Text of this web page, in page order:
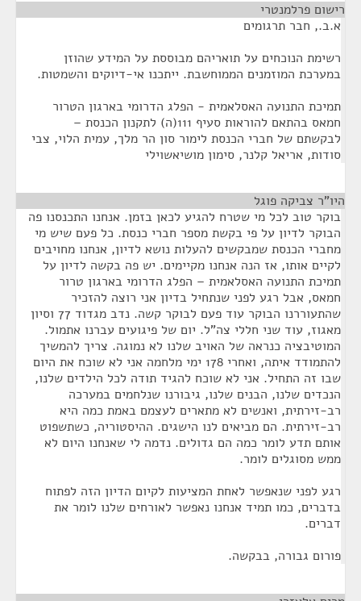
רישום פרלמנטרי
א.ב., חבר תרגומים
רשימת הנוכחים על תואריהם מבוססת על המידע שהוזן
במערכת המוזמנים הממוחשבת. ייתכנו אי-דיוקים והשמטות.
תמיכת התנועה האסלאמית - הפלג הדרומי בארגון הטרור
חמאס בהתאם להוראות סעיף 111(ה) לתקנון הכנסת –
לבקשתם של חברי הכנסת לימור סון הר מלך, עמית הלוי, צבי
סודות, אריאל קלנר, סימון מושיאשוילי
היו"ר צביקה פוגל
בוקר טוב לכל מי שטרח להגיע לכאן בזמן. אנחנו התכנסנו פה
הבוקר לדיון על פי בקשת מספר חברי כנסת. כל פעם שיש מי
מחברי הכנסת שמבקשים להעלות נושא לדיון, אנחנו מחויבים
לקיים אותו, אז הנה אנחנו מקיימים. יש פה בקשה לדיון על
תמיכת התנועה האסלאמית – הפלג הדרומי בארגון טרור
חמאס, אבל רגע לפני שנתחיל בדיון אני רוצה להזכיר
שהתעוררנו הבוקר עוד פעם לבוקר קשה. נדב מגדוד 77 וסיון
מאגוז, עוד שני חללי צה"ל. יום של פיגועים עברנו אתמול.
המוטיבציה כנראה של האויב שלנו לא נמוגה. צריך להמשיך
להתמודד איתה, ואחרי 178 ימי מלחמה אני לא שוכח את היום
שבו זה התחיל. אני לא שוכח להגיד תודה לכל הילדים שלנו,
הנכדים שלנו, הבנים שלנו, גיבורנו שנלחמים במערכה
רב-זירתית, ואנשים לא מתארים לעצמם באמת כמה היא
רב-זירתית. הם מביאים לנו הישגים. ההיסטוריה, כשתשפוט
אותם תדע לומר כמה הם גדולים. נדמה לי שאנחנו היום לא
ממש מסוגלים לומר.
רגע לפני שנאפשר לאחת המציעות לקיום הדיון הזה לפתוח
בדברים, כמו תמיד אנחנו נאפשר לאורחים שלנו לומר את
דברים.
פורום גבורה, בבקשה.